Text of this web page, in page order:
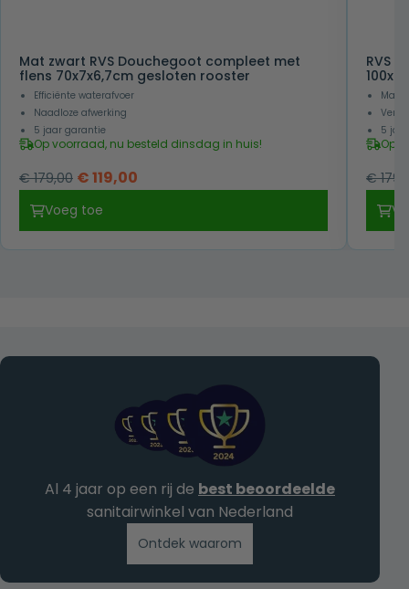
Mat zwart RVS Douchegoot compleet met
flens 70x7x6,7cm gesloten rooster
Efficiënte waterafvoer
Naadloze afwerking
5 jaar garantie
Op voorraad, nu besteld dinsdag in huis!
€179,00 Oorspronkelijke
was:
€ 179,00.
€119,00
€ 119,00.
Voeg toe
RVS
5
Op
€
Al 4 jaar op een rij de best beoordeelde
sanitairwinkel van Nederland
Ontdek waarom